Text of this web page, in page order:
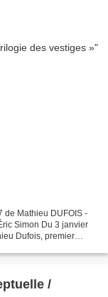
de Mathieu DUFOIS -
Simon Du 3 janvier
Dufois, premier
/